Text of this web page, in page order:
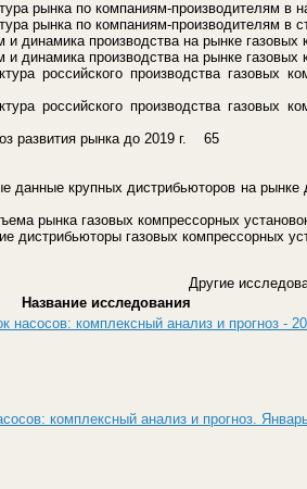
рынка по компаниям-производителям
рынка по компаниям-производителям
динамика производства на рынке
динамика производства на рынке
российского производства газовых
российского производства газовых
развития рынка до 2019 г. 65
данные крупных дистрибьюторов на
рынка газовых компрессорных
дистрибьюторы газовых компрессорных
Другие
Название исследования
насосов: комплексный анализ и прогноз -
комплексный анализ и прогноз.